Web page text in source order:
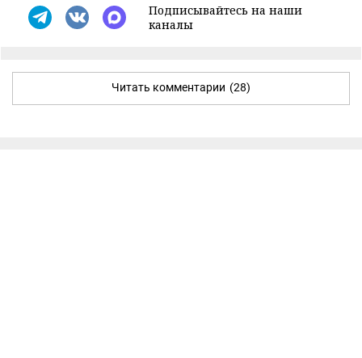
Подписывайтесь на наши
каналы
Читать комментарии (28)